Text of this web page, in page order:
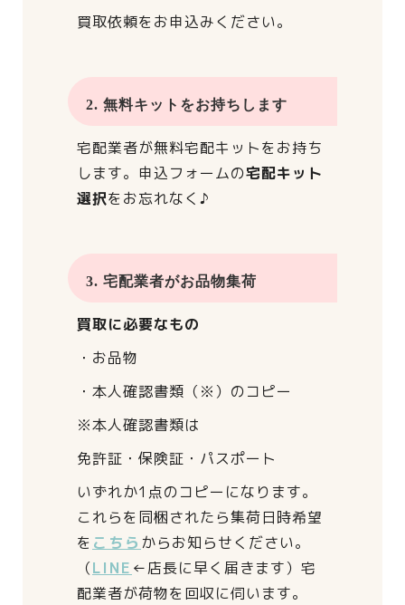
買取依頼をお申込みください。
2. 無料キットをお持ちします
宅配業者が無料宅配キットをお持ち
します。 申込フォームの宅配キット
選択をお忘れなく♪
3. 宅配業者がお品物集荷
買取に必要なもの
・お品物
・本人確認書類（※）のコピー
※本人確認書類は
免許証・保険証・パスポート
いずれか1点のコピーになります。
これらを同梱されたら集荷日時希望
を こちら からお知らせください。
（LINE ←店長に早く届きます） 宅
配業者が荷物を回収に伺います。